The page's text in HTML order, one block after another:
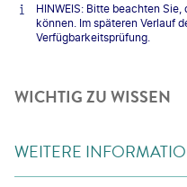
HINWEIS: Bitte beachten
können. Im späteren Verlauf
Verfügbarkeitsprüfung.
WICHTIG ZU WISSEN
WEITERE